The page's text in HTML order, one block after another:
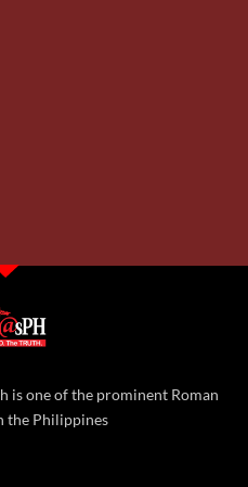
is one of the prominent Roman
the Philippines